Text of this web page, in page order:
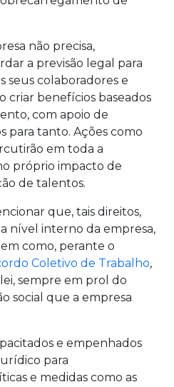
não precisa,
a previsão legal para
seus colaboradores e
criar benefícios baseados
com apoio de
para tanto. Ações como
em toda a
próprio impacto de
de talentos.
que, tais direitos,
nível interno da empresa,
como, perante o
Coletivo de Trabalho,
sempre em prol do
social que a empresa
e empenhados
para
e medidas como as